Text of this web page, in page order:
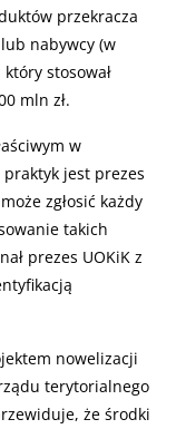
przekracza
nabywcy (w
stosował
mln zł.
w
jest prezes
zgłosić każdy
takich
prezes UOKiK z
nowelizacji
terytorialnego
że środki